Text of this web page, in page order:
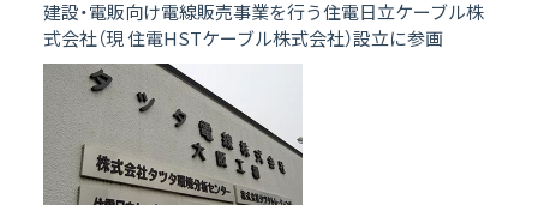
建設・電販向け電線販売事業を行う住電日立ケーブル株
式会社（現 住電HSTケーブル株式会社）設立に参画